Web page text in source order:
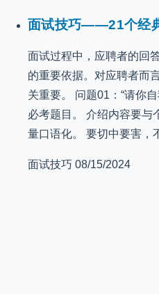
面试技巧——21个经
面试过程中，应聘者的回
的重要依据。对应聘者而
关重要。 问题01：“请你
必考题目。 介绍内容要与
量口语化。 要切中要害，
面试技巧 08/15/2024